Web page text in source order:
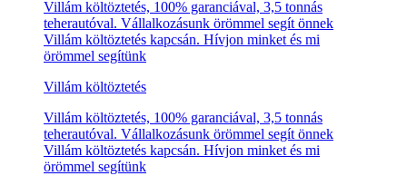
Villám költöztetés, 100% garanciával, 3,5 tonnás
teherautóval. Vállalkozásunk örömmel segít önnek
Villám költöztetés kapcsán. Hívjon minket és mi
örömmel segítünk
Villám költöztetés
Villám költöztetés, 100% garanciával, 3,5 tonnás
teherautóval. Vállalkozásunk örömmel segít önnek
Villám költöztetés kapcsán. Hívjon minket és mi
örömmel segítünk